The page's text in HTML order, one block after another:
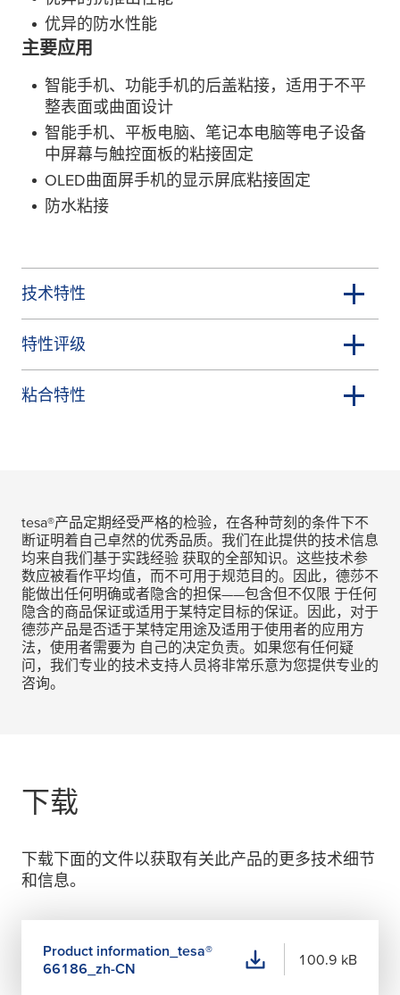
优异的防水性能
主要应用
智能手机、功能手机的后盖粘接，适用于不平
整表面或曲面设计
智能手机、平板电脑、笔记本电脑等电子设备
中屏幕与触控面板的粘接固定
OLED曲面屏手机的显示屏底粘接固定
防水粘接
技术特性
特性评级
粘合特性
tesa®产品定期经受严格的检验，在各种苛刻的条件下不
断证明着自己卓然的优秀品质。我们在此提供的技术信息
均来自我们基于实践经验 获取的全部知识。这些技术参
数应被看作平均值，而不可用于规范目的。因此，德莎不
能做出任何明确或者隐含的担保——包含但不仅限 于任何
隐含的商品保证或适用于某特定目标的保证。因此，对于
德莎产品是否适于某特定用途及适用于使用者的应用方
法，使用者需要为 自己的决定负责。如果您有任何疑
问，我们专业的技术支持人员将非常乐意为您提供专业的
咨询。
下载
下载下面的文件以获取有关此产品的更多技术细节
和信息。
Product information_ tesa®
66186_zh-CN
100.9 kB